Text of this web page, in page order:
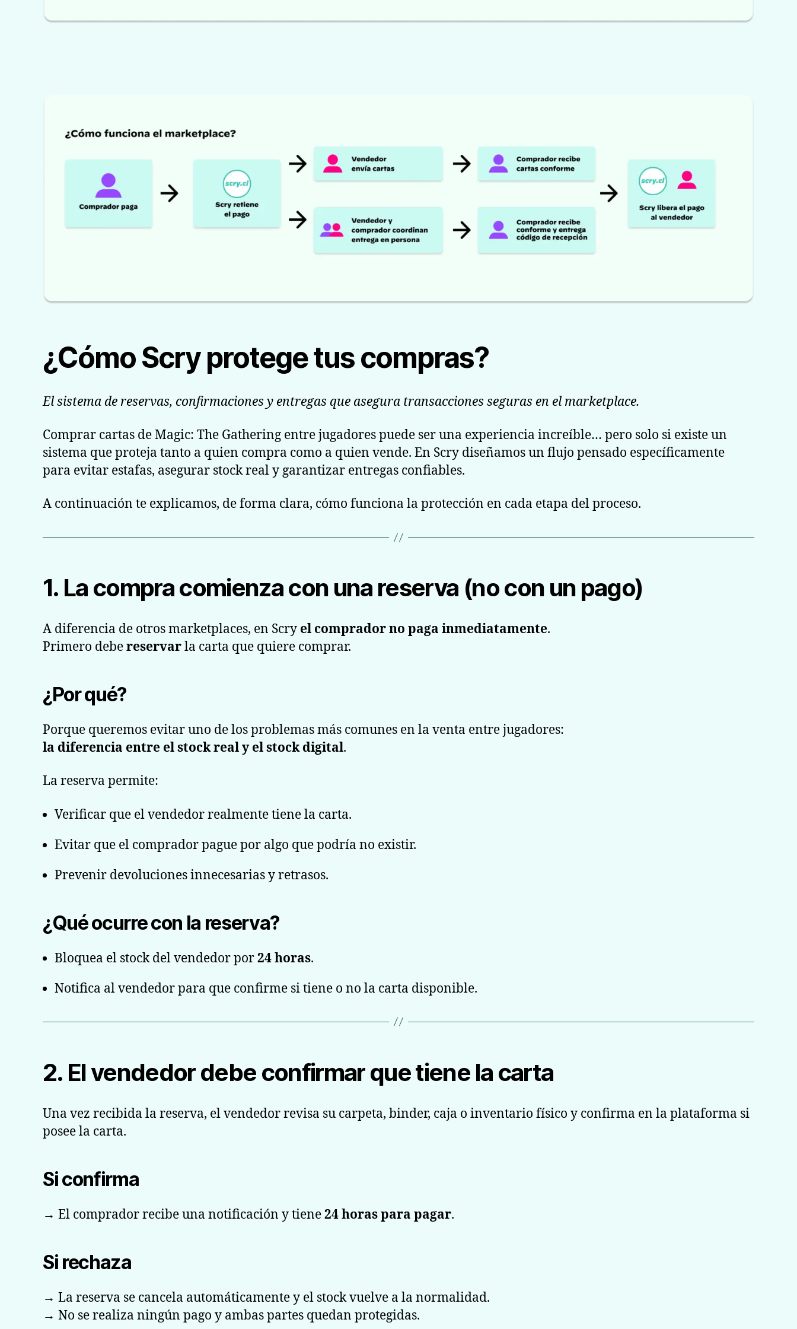
¿Cómo Scry protege tus compras?
El sistema de reservas, confirmaciones y entregas que asegura transacciones seguras en el marketplace.
Comprar cartas de Magic: The Gathering entre jugadores puede ser una experiencia increíble… pero solo si existe un
sistema que proteja tanto a quien compra como a quien vende. En Scry diseñamos un flujo pensado específicamente
para evitar estafas, asegurar stock real y garantizar entregas confiables.
A continuación te explicamos, de forma clara, cómo funciona la protección en cada etapa del proceso.
1. La compra comienza con una reserva (no con un pago)
A diferencia de otros marketplaces, en Scry el comprador no paga inmediatamente.
Primero debereservarla carta que quiere comprar.
¿Por qué?
Porque queremos evitar uno de los problemas más comunes en la venta entre jugadores:
la diferencia entre el stock real y el stock digital.
La reserva permite:
Verificar que el vendedor realmente tiene la carta.
Evitar que el comprador pague por algo que podría no existir.
Prevenir devoluciones innecesarias y retrasos.
¿Qué ocurre con la reserva?
Bloquea el stock del vendedor por24 horas.
Notifica al vendedor para que confirme si tiene o no la carta disponible.
2. El vendedor debe confirmar que tiene la carta
Una vez recibida la reserva, el vendedor revisa su carpeta, binder, caja o inventario físico y confirma en la plataforma si
posee la carta.
Si confirma
→ El comprador recibe una notificación y tiene24 horas para pagar.
Si rechaza
→ La reserva se cancela automáticamente y el stock vuelve a la normalidad.
→ No se realiza ningún pago y ambas partes quedan protegidas.